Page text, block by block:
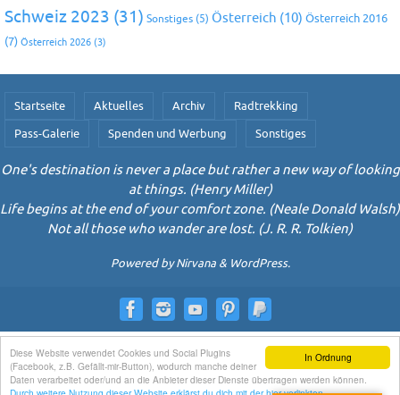
In Ordnung
Diese Website verwendet Cookies und Social Plugins
(Facebook, z.B. Gefällt-mir-Button), wodurch manche deiner
Daten verarbeitet oder/und an die Anbieter dieser Dienste übertragen werden können.
Schweiz 2023 (31) Sonstiges (5) Österreich (10) Österreich 2016
(7) Österreich 2026 (3)
Startseite Aktuelles Archiv
Radtrekking
Pass-Galerie
Spenden und Werbung Sonstiges
One's destination is never a place but rather a new way of looking
at things. (Henry Miller)
Life begins at the end of your comfort zone. (Neale Donald Walsh)
Not all those who wander are lost. (J. R. R. Tolkien)
Powered byNirvana& WordPress.